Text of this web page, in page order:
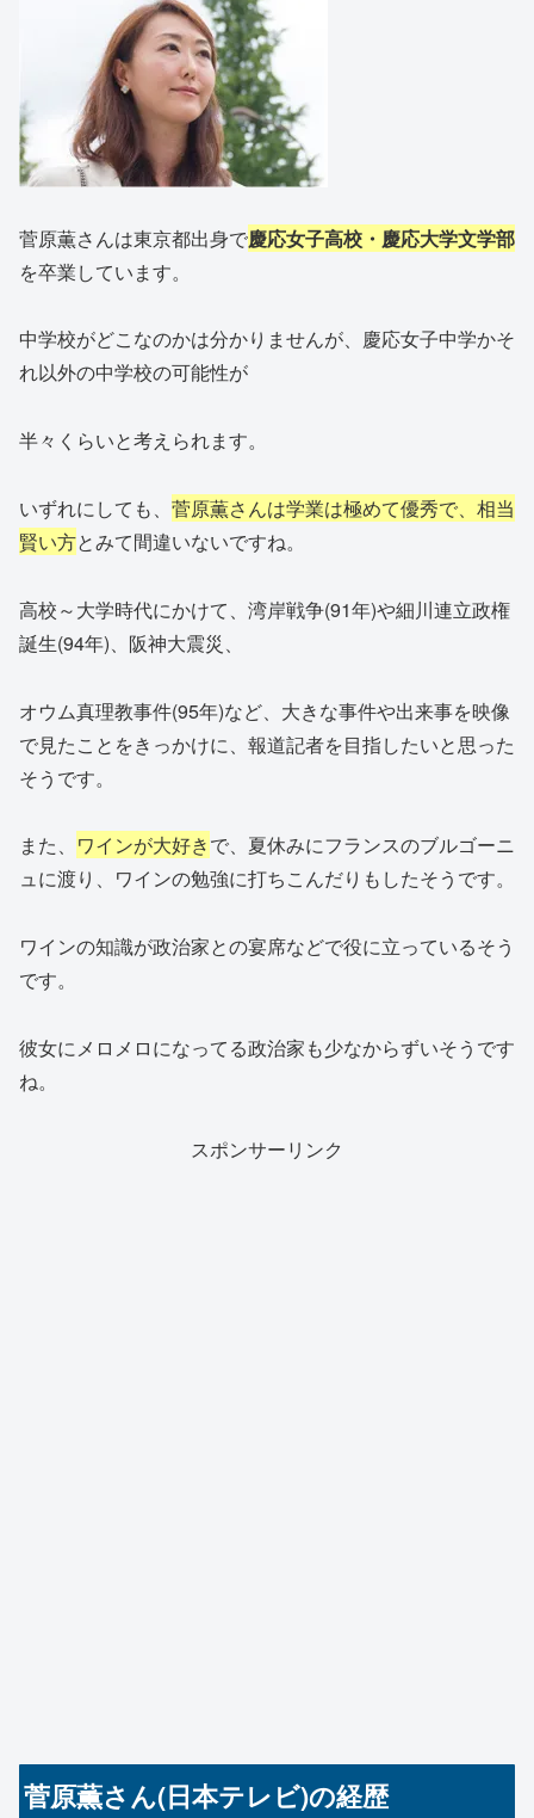
菅原薫さんは東京都出身で慶応女子高校・慶応大学文学部
を卒業しています。
中学校がどこなのかは分かりませんが、慶応女子中学かそ
れ以外の中学校の可能性が
半々くらいと考えられます。
いずれにしても、 菅原薫さんは学業は極めて優秀で、相当
賢い方とみて間違いないですね。
高校～大学時代にかけて、湾岸戦争(91年)や細川連立政権
誕生(94年)、阪神大震災、
オウム真理教事件(95年)など、大きな事件や出来事を映像
で見たことをきっかけに、報道記者を目指したいと思った
そうです。
また、 ワインが大好きで、夏休みにフランスのブルゴーニ
ュに渡り、ワインの勉強に打ちこんだりもしたそうです。
ワインの知識が政治家との宴席などで役に立っているそう
です。
彼女にメロメロになってる政治家も少なからずいそうです
ね。
スポンサーリンク
菅原薫さん(日本テレビ)の経歴